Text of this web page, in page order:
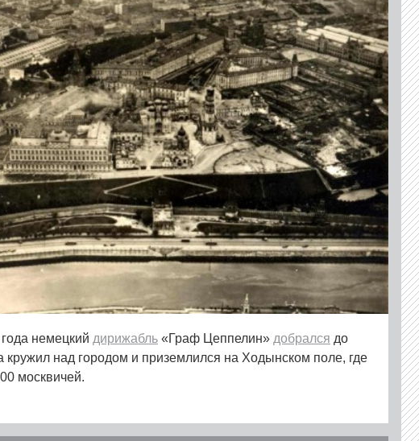
немецкий дирижабль «Граф Цеппелин» добрался до
кружил над городом и приземлился на Ходынском поле, где
москвичей.